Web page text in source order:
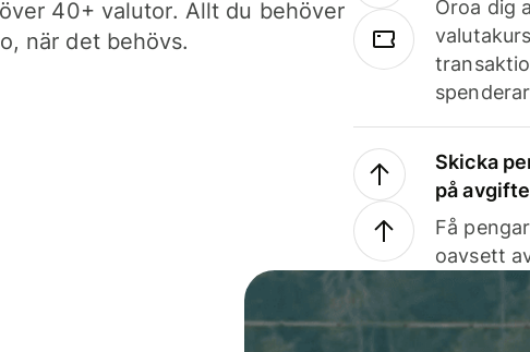
40+ valutor. Allt du behöver
när det behövs.
Oroa dig
Skicka
på
Få
oavsett